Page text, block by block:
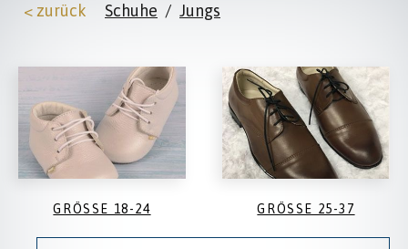
< zurück Schuhe / Jungs
GRÖSSE 18-24 GRÖSSE 25-37